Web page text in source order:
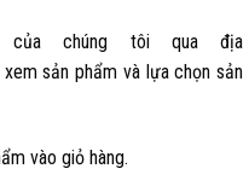
của chúng tôi qua địa
xem sản phẩm và lựa chọn sản
vào giỏ hàng.